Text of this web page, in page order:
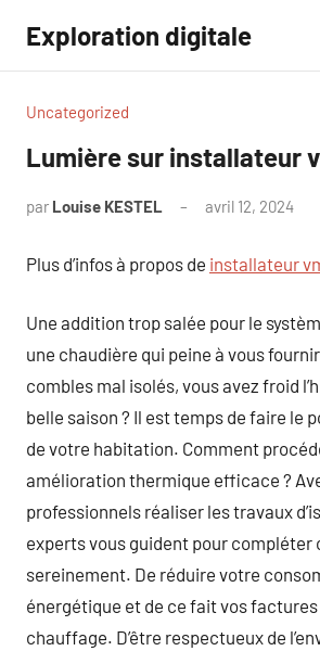
contenu
Exploration digitale
Uncategorized
Lumière sur installateur
par Louise KESTEL avril 12, 2024
Plus d’infos à propos de installateur
Une addition trop salée pour le
une chaudière qui peine à vous
combles mal isolés, vous avez froid
belle saison ? Il est temps de faire le
de votre habitation. Comment
amélioration thermique efficace ?
professionnels réaliser les travaux
experts vous guident pour compléter
sereinement. De réduire votre
énergétique et de ce fait vos factures
chauffage. D’être respectueux de